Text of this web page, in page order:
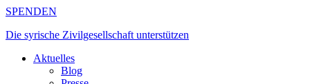
Zum
springen
SPENDEN
Die syrische Zivilgesellschaft unterstützen
Aktuelles
Blog